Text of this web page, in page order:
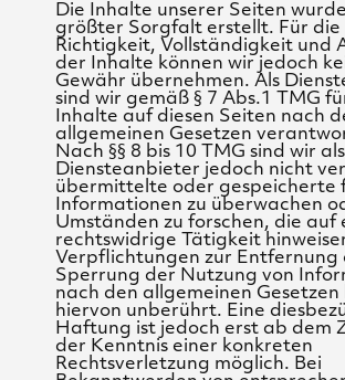
Die Inhalte unserer Seiten
größter Sorgfalt erstellt. Für die
Richtigkeit, Vollständigkeit und
der Inhalte können wir jedoch
Gewähr übernehmen. Als
sind wir gemäß § 7 Abs.1 TMG
Inhalte auf diesen Seiten nach
allgemeinen Gesetzen
Nach §§ 8 bis 10 TMG sind wir als
Diensteanbieter jedoch nicht
übermittelte oder gespeicherte
Informationen zu überwachen
Umständen zu forschen, die auf
rechtswidrige Tätigkeit
Verpflichtungen zur Entfernung
Sperrung der Nutzung von
nach den allgemeinen Gesetzen
hiervon unberührt. Eine
Haftung ist jedoch erst ab dem
der Kenntnis einer konkreten
Rechtsverletzung möglich. Bei